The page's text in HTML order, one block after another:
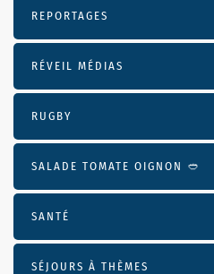
REPORTAGES
RÉVEIL MÉDIAS
RUGBY
SALADE TOMATE OIGNON 🥙
SANTÉ
SÉJOURS À THÈMES